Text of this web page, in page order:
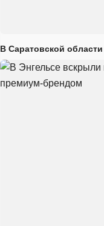
В Саратовской